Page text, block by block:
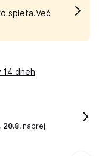
spleta.Več
14 dneh
20.8. naprej